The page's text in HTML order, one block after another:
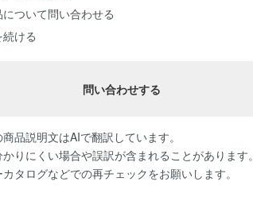
ついて問い合わせる
ける
問い合わせする
商品説明文はAIで翻訳しています。
りにくい場合や誤訳が含まれることがあります。
タログなどでの再チェックをお願いします。